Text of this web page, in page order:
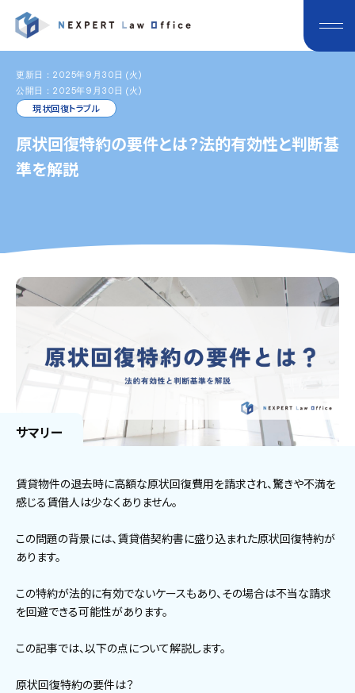
更新日：2025年9月30日 (火)
公開日：2025年9月30日 (火)
現状回復トラブル
原状回復特約の要件とは？法的有効性と判断基
準を解説
サマリー
賃貸物件の退去時に高額な原状回復費用を請求され、驚きや不満を
感じる賃借人は少なくありません。
この問題の背景には、賃貸借契約書に盛り込まれた原状回復特約が
あります。
この特約が法的に有効でないケースもあり、その場合は不当な請求
を回避できる可能性があります。
この記事では、以下の点について解説します。
原状回復特約の要件は？